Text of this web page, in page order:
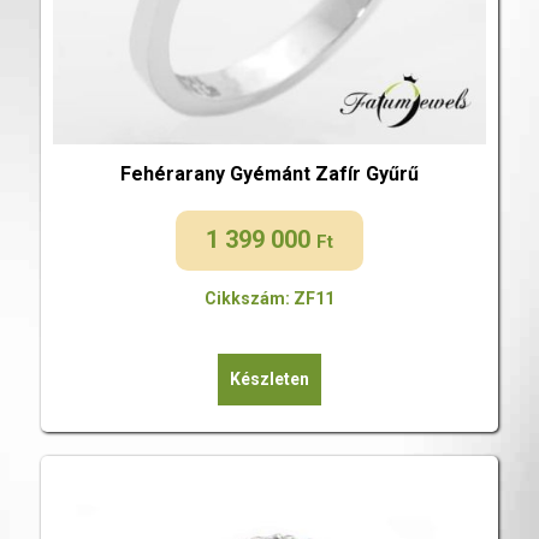
Fehérarany Gyémánt Zafír Gyűrű
1 399 000 Ft
Cikkszám: ZF11
Készleten